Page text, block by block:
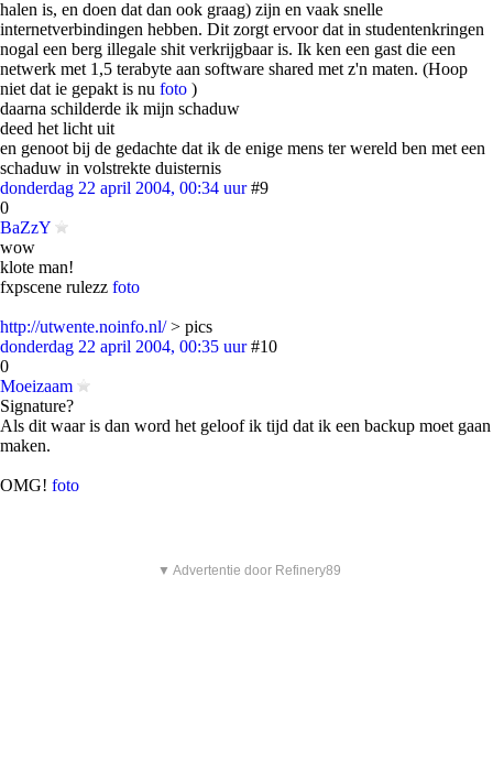
halen is, en doen dat dan ook graag) zijn en vaak snelle
internetverbindingen hebben. Dit zorgt ervoor dat in studentenkringen
nogal een berg illegale shit verkrijgbaar is. Ik ken een gast die een
netwerk met 1,5 terabyte aan software shared met z'n maten. (Hoop
niet dat ie gepakt is nu foto )
daarna schilderde ik mijn schaduw
deed het licht uit
en genoot bij de gedachte dat ik de enige mens ter wereld ben met een
schaduw in volstrekte duisternis
donderdag 22 april 2004, 00:34 uur #9
0
BaZzY
wow
klote man!
fxpscene rulezz foto
http://utwente.noinfo.nl/> pics
donderdag 22 april 2004, 00:35 uur #10
0
Moeizaam
Signature?
Als dit waar is dan word het geloof ik tijd dat ik een backup moet gaan
maken.
OMG! foto
▼ Advertentie door Refinery89